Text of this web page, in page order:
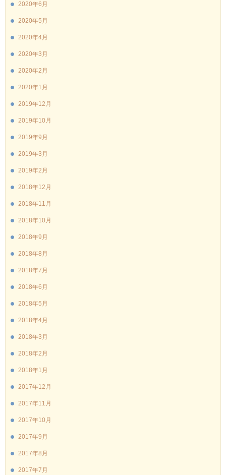
2020年6月
2020年5月
2020年4月
2020年3月
2020年2月
2020年1月
2019年12月
2019年10月
2019年9月
2019年3月
2019年2月
2018年12月
2018年11月
2018年10月
2018年9月
2018年8月
2018年7月
2018年6月
2018年5月
2018年4月
2018年3月
2018年2月
2018年1月
2017年12月
2017年11月
2017年10月
2017年9月
2017年8月
2017年7月